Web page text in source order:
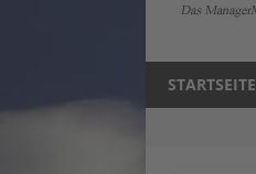
STARTSEITE